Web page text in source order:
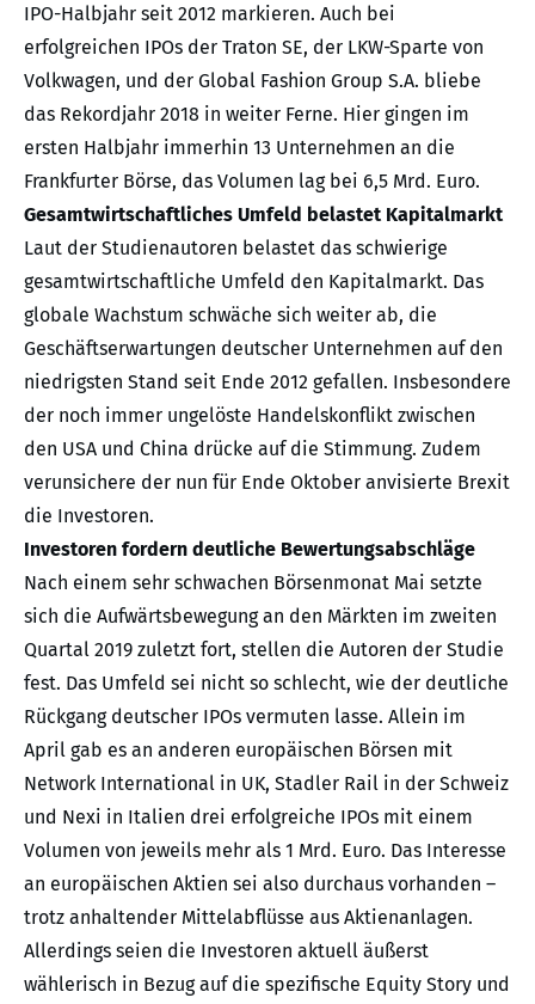
IPO-Halbjahr seit 2012 markieren. Auch bei
erfolgreichen IPOs der Traton SE, der LKW-Sparte von
Volkwagen, und der Global Fashion Group S.A. bliebe
das Rekordjahr 2018 in weiter Ferne. Hier gingen im
ersten Halbjahr immerhin 13 Unternehmen an die
Frankfurter Börse, das Volumen lag bei 6,5 Mrd. Euro.
Gesamtwirtschaftliches Umfeld belastet Kapitalmarkt
Laut der Studienautoren belastet das schwierige
gesamtwirtschaftliche Umfeld den Kapitalmarkt. Das
globale Wachstum schwäche sich weiter ab, die
Geschäftserwartungen deutscher Unternehmen auf den
niedrigsten Stand seit Ende 2012 gefallen. Insbesondere
der noch immer ungelöste Handelskonflikt zwischen
den USA und China drücke auf die Stimmung. Zudem
verunsichere der nun für Ende Oktober anvisierte Brexit
die Investoren.
Investoren fordern deutliche Bewertungsabschläge
Nach einem sehr schwachen Börsenmonat Mai setzte
sich die Aufwärtsbewegung an den Märkten im zweiten
Quartal 2019 zuletzt fort, stellen die Autoren der Studie
fest. Das Umfeld sei nicht so schlecht, wie der deutliche
Rückgang deutscher IPOs vermuten lasse. Allein im
April gab es an anderen europäischen Börsen mit
Network International in UK, Stadler Rail in der Schweiz
und Nexi in Italien drei erfolgreiche IPOs mit einem
Volumen von jeweils mehr als 1 Mrd. Euro. Das Interesse
an europäischen Aktien sei also durchaus vorhanden –
trotz anhaltender Mittelabflüsse aus Aktienanlagen.
Allerdings seien die Investoren aktuell äußerst
wählerisch in Bezug auf die spezifische Equity Story und